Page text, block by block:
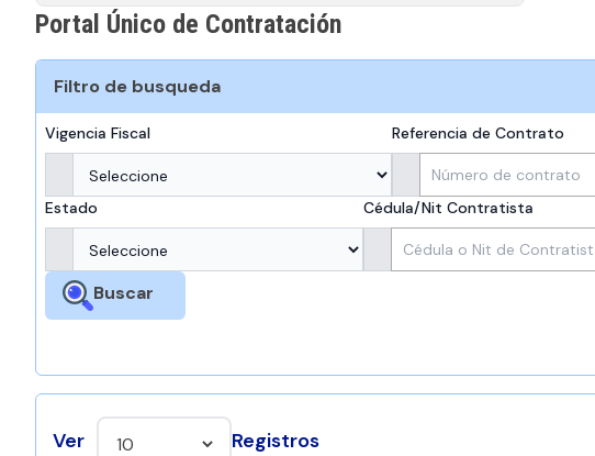
Portal Único de Contratación
Filtro de busqueda
Vigencia Fiscal Referencia de Contrato
Estado Cédula/Nit Contratista
Buscar
Ver Registros